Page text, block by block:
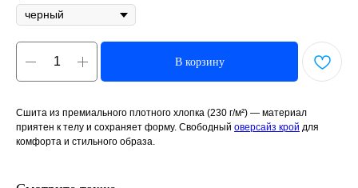
В корзину
Сшита из премиального плотного хлопка (230 г/м²) — материал
приятен к телу и сохраняет форму. Свободный оверсайз крой для
комфорта и стильного образа.